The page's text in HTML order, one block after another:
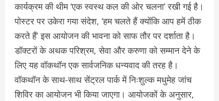
कार्यक्रम की थीम ‘एक स्वस्थ कल की ओर चलना’ रखी गई है।
पोस्टर पर उकेरा गया संदेश, ‘हम चलते हैं क्योंकि आप हमें ठीक
करते हैं’ इस आयोजन की भावना को साफ तौर पर दर्शाता है।
डॉक्टरों के अथक परिश्रम, सेवा और करुणा को सम्मान देने के
लिए यह वॉकथॉन एक सार्वजनिक धन्यवाद की तरह है।
वॉकथॉन के साथ-साथ सेंट्रल पार्क में निःशुल्क मधुमेह जांच
शिविर का आयोजन भी किया जाएगा। आयोजकों के अनुसार,